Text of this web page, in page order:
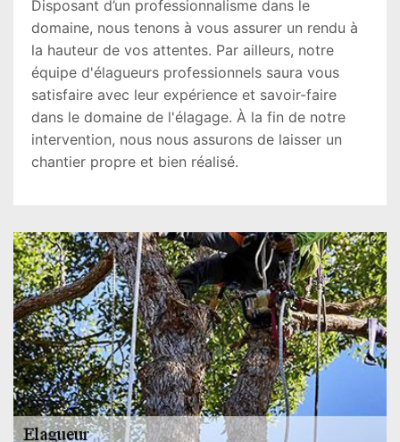
Disposant d’un professionnalisme dans le
domaine, nous tenons à vous assurer un rendu à
la hauteur de vos attentes. Par ailleurs, notre
équipe d'élagueurs professionnels saura vous
satisfaire avec leur expérience et savoir-faire
dans le domaine de l'élagage. À la fin de notre
intervention, nous nous assurons de laisser un
chantier propre et bien réalisé.